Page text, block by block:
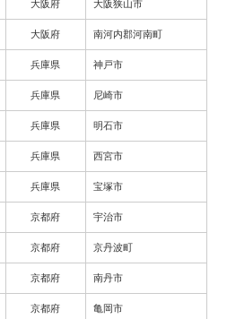
大阪府 大阪狭山市
大阪府 南河内郡河南町
兵庫県 神戸市
兵庫県 尼崎市
兵庫県 明石市
兵庫県 西宮市
兵庫県 宝塚市
京都府 宇治市
京都府 京丹波町
京都府 南丹市
京都府 亀岡市